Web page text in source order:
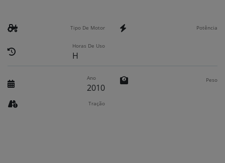
Tipo De Motor Potência
Horas De Uso
H
Ano
2010
Peso
Tração